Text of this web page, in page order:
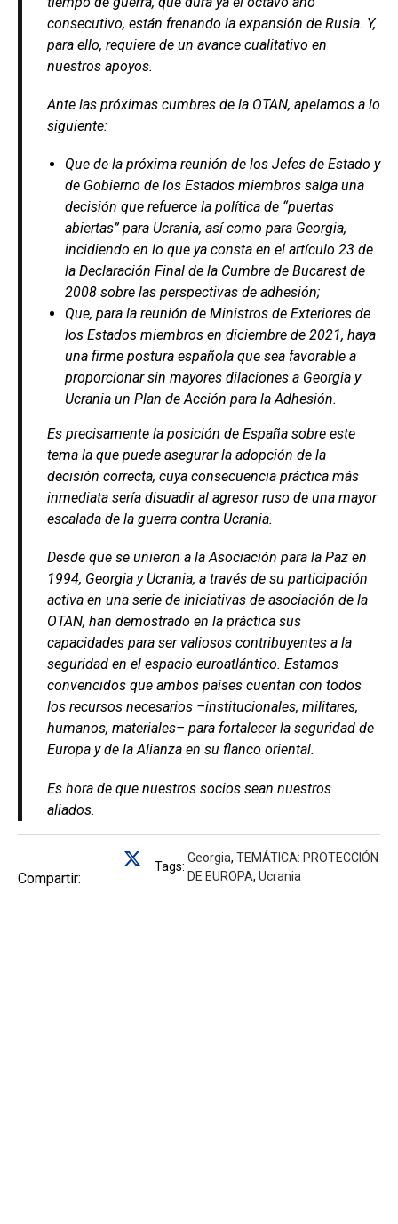
consecutivo, están frenando la expansión de Rusia. Y,
para ello, requiere de un avance cualitativo en
nuestros apoyos.
Ante las próximas cumbres de la OTAN, apelamos a lo
siguiente:
Que de la próxima reunión de los Jefes de Estado y
de Gobierno de los Estados miembros salga una
decisión que refuerce la política de “puertas
abiertas” para Ucrania, así como para Georgia,
incidiendo en lo que ya consta en el artículo 23 de
la Declaración Final de la Cumbre de Bucarest de
2008 sobre las perspectivas de adhesión;
Que, para la reunión de Ministros de Exteriores de
los Estados miembros en diciembre de 2021, haya
una firme postura española que sea favorable a
proporcionar sin mayores dilaciones a Georgia y
Ucrania un Plan de Acción para la Adhesión.
Es precisamente la posición de España sobre este
tema la que puede asegurar la adopción de la
decisión correcta, cuya consecuencia práctica más
inmediata sería disuadir al agresor ruso de una mayor
escalada de la guerra contra Ucrania.
Desde que se unieron a la Asociación para la Paz en
1994, Georgia y Ucrania, a través de su participación
activa en una serie de iniciativas de asociación de la
OTAN, han demostrado en la práctica sus
capacidades para ser valiosos contribuyentes a la
seguridad en el espacio euroatlántico. Estamos
convencidos que ambos países cuentan con todos
los recursos necesarios –institucionales, militares,
humanos, materiales– para fortalecer la seguridad de
Europa y de la Alianza en su flanco oriental.
Es hora de que nuestros socios sean nuestros
aliados.
Compartir:
Tags:
Georgia,TEMÁTICA: PROTECCIÓN
DE EUROPA,Ucrania